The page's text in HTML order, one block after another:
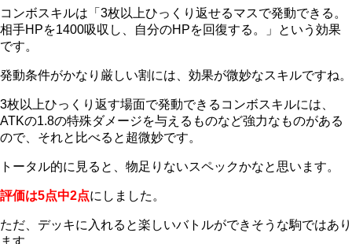
コンボスキルは「3枚以上ひっくり返せるマスで発動できる。
相手HPを1400吸収し、自分のHPを回復する。」という効果
です。
発動条件がかなり厳しい割には、効果が微妙なスキルですね。
3枚以上ひっくり返す場面で発動できるコンボスキルには、
ATKの1.8の特殊ダメージを与えるものなど強力なものがある
ので、それと比べると超微妙です。
トータル的に見ると、物足りないスペックかなと思います。
評価は5点中2点にしました。
ただ、デッキに入れると楽しいバトルができそうな駒ではあり